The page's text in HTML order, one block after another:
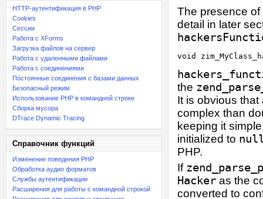
HTTP-аутентификация в PHP
Cookies
Сессии
Работа с XForms
Загрузка файлов на сервер
Работа с удаленными файлами
Работа с соединениями
Постоянные соединения с базами данных
Безопасный режим
Использование PHP в командной строке
Сборка мусора
DTrace Dynamic Tracing
Справочник функций
Изменение поведения PHP
Обработка аудио форматов
Службы аутентификации
Расширения для работы с командной строкой
The presence of
detail in later
the
It is obvious
complex than
keeping it
initialized to
PHP.
If
Hacker as the
converted to